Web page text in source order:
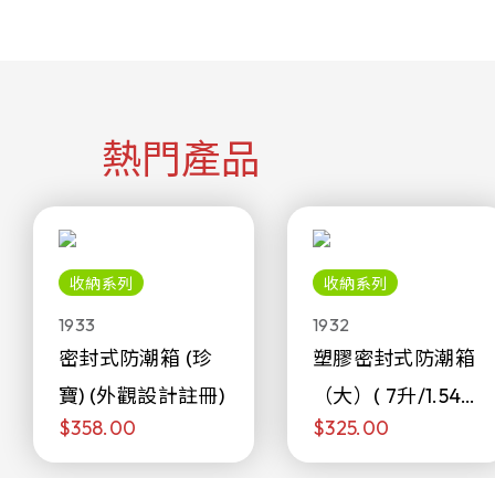
熱門產品
收納系列
1933
密封式防潮箱 (珍
寶) (外觀設計註冊)
$358.00
收納系列
1932
塑膠密封式防潮箱
（大）( 7升/1.54加
侖)
$325.00